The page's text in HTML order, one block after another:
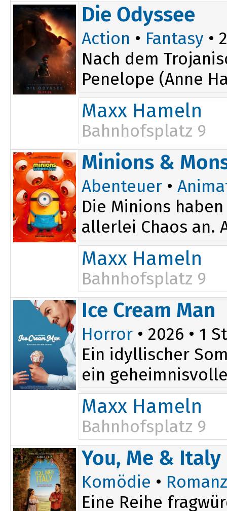
15:00
17:15
Die Odyssee
Action • Fantasy •
Nach dem
Penelope (Anne
Maxx Hameln
Bahnhofsplatz 9
16:30
Minions &
Abenteuer •
Die Minions
allerlei Chaos an.
Maxx Hameln
Bahnhofsplatz 9
14:20
Ice Cream Man
Horror • 2026 • 1
Ein idyllischer
ein
Maxx Hameln
Bahnhofsplatz 9
20:20
You, Me & Italy
Komödie •
Eine Reihe